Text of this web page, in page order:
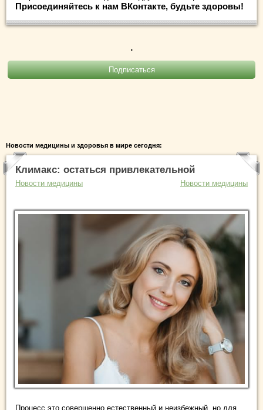
Присоединяйтесь к нам ВКонтакте, будьте здоровы!
.
Новости медицины и здоровья в мире сегодня:
Климакс: остаться привлекательной
Новости медицины Новости медицины
Процесс это совершенно естественный и неизбежный, но для